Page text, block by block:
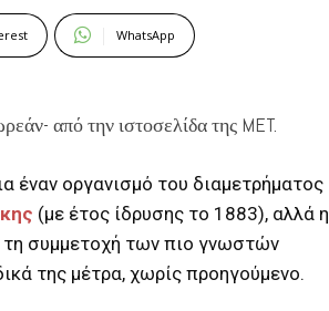
WhatsApp
από την ιστοσελίδα της MET.
έναν οργανισμό του διαμετρήματος
(με έτος ίδρυσης το 1883), αλλά η
τη συμμετοχή των πιο γνωστών
της μέτρα, χωρίς προηγούμενο.